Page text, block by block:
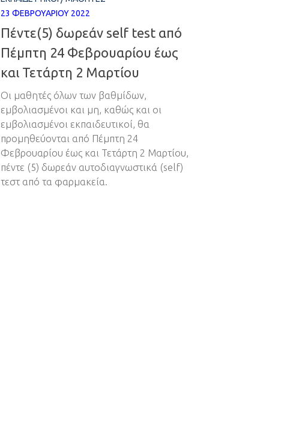
23 ΦΕΒΡΟΥΑΡΊΟΥ 2022
Πέντε(5) δωρεάν self test από
Πέμπτη 24 Φεβρουαρίου έως
και Τετάρτη 2 Μαρτίου
Οι μαθητές όλων των βαθμίδων,
εμβολιασμένοι και μη, καθώς και οι
εμβολιασμένοι εκπαιδευτικοί, θα
προμηθεύονται από Πέμπτη 24
Φεβρουαρίου έως και Τετάρτη 2 Μαρτίου,
πέντε (5) δωρεάν αυτοδιαγνωστικά (self)
τεστ από τα φαρμακεία.